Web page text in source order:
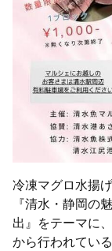
冷凍マグロ水揚
『清水・静岡の
出』をテーマに
から行われてい